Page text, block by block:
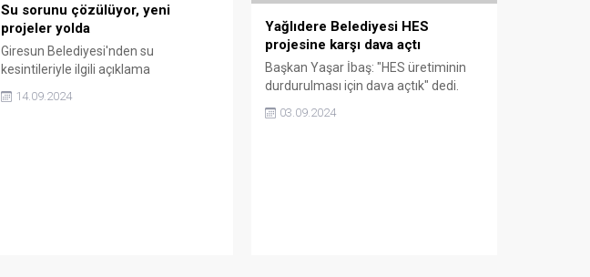
Su sorunu çözülüyor, yeni
projeler yolda
Giresun Belediyesi'nden su
kesintileriyle ilgili açıklama
14.09.2024
Yağlıdere Belediyesi HES
projesine karşı dava açtı
Başkan Yaşar İbaş: "HES üretiminin
durdurulması için dava açtık" dedi.
03.09.2024